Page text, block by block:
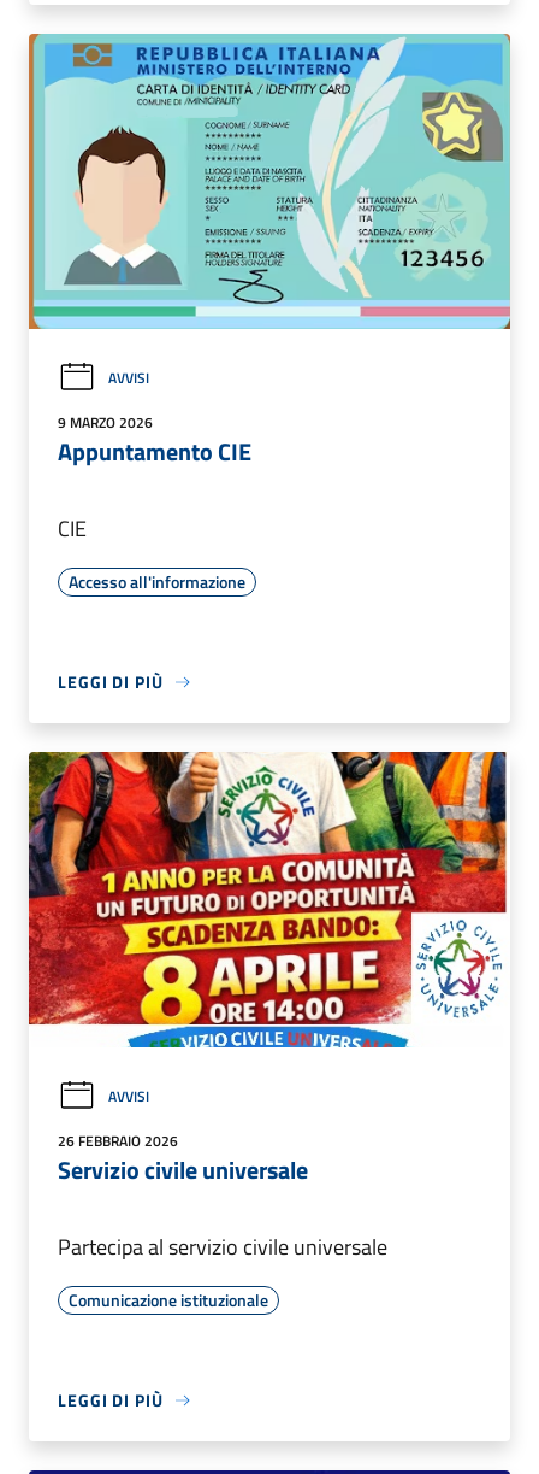
AVVISI
9 MARZO 2026
Appuntamento CIE
CIE
Accesso all'informazione
LEGGI DI PIÙ
AVVISI
26 FEBBRAIO 2026
Servizio civile universale
Partecipa al servizio civile universale
Comunicazione istituzionale
LEGGI DI PIÙ